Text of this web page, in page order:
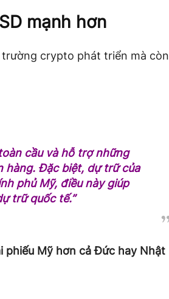
mạnh hơn
crypto phát triển mà còn
cầu và hỗ trợ những
hàng. Đặc biệt, dự trữ của
phủ Mỹ, điều này giúp
trữ quốc tế.”
phiếu Mỹ hơn cả Đức hay Nhật